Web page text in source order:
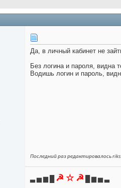
Да, в личный кабинет не
Без логина и пароля, видна
Водишь логин и пароль,
Последний раз редактировалось
▃ ▅ ▆ █ ☭ ☆ ☭ █ ▆ ▅ ▃